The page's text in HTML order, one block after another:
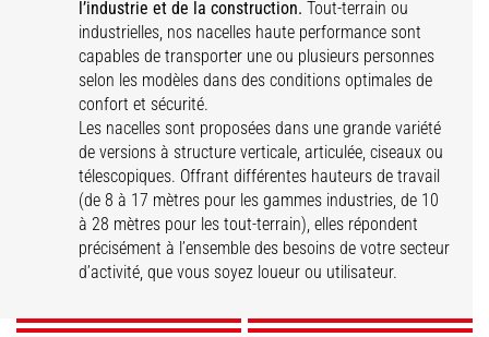
l’industrie et de la construction.Tout-terrain ou
industrielles, nos nacelles haute performance sont
capables de transporter une ou plusieurs personnes
selon les modèles dans des conditions optimales de
confort et sécurité.
Les nacelles sont proposées dans une grande variété
de versions à structure verticale, articulée, ciseaux ou
télescopiques. Offrant différentes hauteurs de travail
(de 8 à 17 mètres pour les gammes industries, de 10
à 28 mètres pour les tout-terrain), elles répondent
précisément à l’ensemble des besoins de votre secteur
d’activité, que vous soyez loueur ou utilisateur.
Nacelles SE Nacelles VJR
Nacelles AETJ
DÉCOUVRIR
Nacelles MAN'GO
DÉCOUVRIR
Nacelles ATJ
DÉCOUVRIR
Nacelles TJ
DÉCOUVRIR